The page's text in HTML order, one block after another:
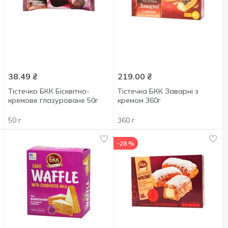
38.49 ₴
Тістечко БКК Бісквітно-
кремове глазуроване 50г
50 г
219.00 ₴
Тістечка БКК Заварні з
кремом 360г
360 г
-28 %